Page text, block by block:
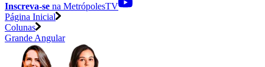
Inscreva-se na MetrópolesTV
Página Inicial
Colunas
Grande Angular